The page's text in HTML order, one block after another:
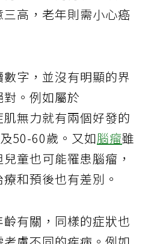
高，老年則需小心癌
字，並沒有明顯的界
。例如屬於
肌無力就有兩個好發的
50-60歲。又如腦瘤雖
童也可能罹患腦瘤，
和預後也有差別。
有關，同樣的症狀也